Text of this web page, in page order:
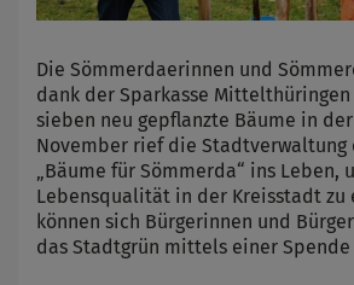
Die Sömmerdaerinnen und
dank der Sparkasse
sieben neu gepflanzte Bäume in
November rief die Stadtverwaltung
„Bäume für Sömmerda“ ins Leben,
Lebensqualität in der Kreisstadt zu
können sich Bürgerinnen und
das Stadtgrün mittels einer